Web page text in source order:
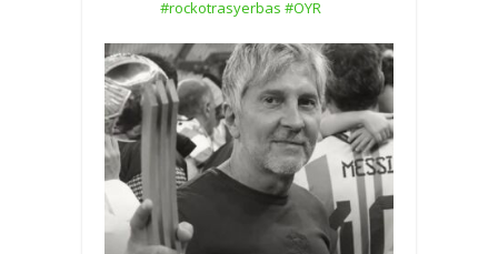
#rockotrasyerbas #OYR